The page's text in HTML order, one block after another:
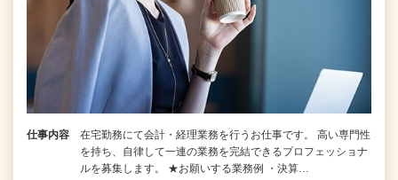
仕事内容
在宅勤務にて会計・経理業務を行うお仕事です。 高い専門性
を持ち、自律して一連の業務を完結できるプロフェッショナ
ルを募集します。 ★お願いする業務例 ・決算…